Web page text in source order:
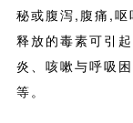
秘或腹泻,腹痛,
释放的毒素可引
炎、咳嗽与呼吸
等。